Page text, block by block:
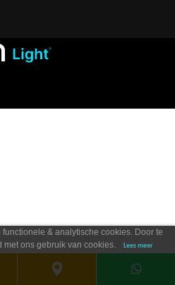
& analytische cookies. Door te
met ons gebruik van cookies.
Lees meer